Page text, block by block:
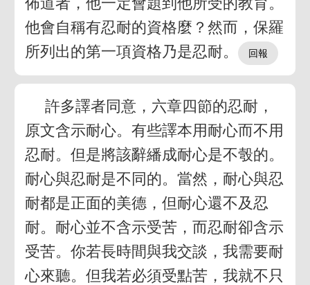
他會自稱有忍耐的資格麼？然而，保羅
所列出的第一項資格乃是忍耐。
許多譯者同意，六章四節的忍耐，
原文含示耐心。有些譯本用耐心而不用
忍耐。但是將該辭繙成耐心是不彀的。
耐心與忍耐是不同的。當然，耐心與忍
耐都是正面的美德，但耐心還不及忍
耐。耐心並不含示受苦，而忍耐卻含示
受苦。你若長時間與我交談，我需要耐
心來聽。但我若必須受點苦，我就不只